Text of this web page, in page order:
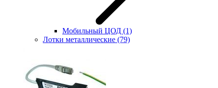
Мобильный ЦОД (1)
Лотки металлические (79)